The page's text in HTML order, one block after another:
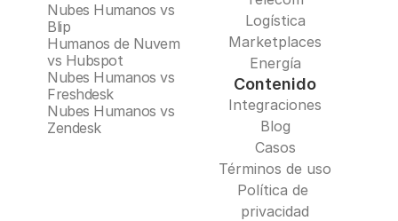
Nubes Humanos vs
Blip
Humanos de Nuvem
vs Hubspot
Nubes Humanos vs
Freshdesk
Nubes Humanos vs
Zendesk
Logística
Marketplaces
Energía
Contenido
Integraciones
Blog
Casos
Términos de uso
Política de
privacidad